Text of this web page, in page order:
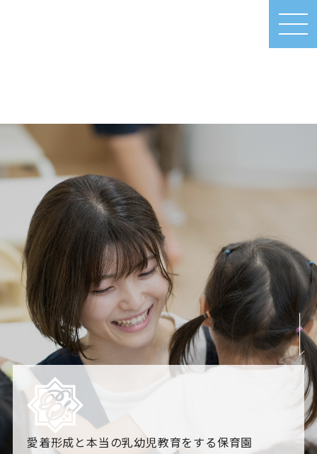
MEN
U
愛着形成と本当の乳幼児教育をする保育園